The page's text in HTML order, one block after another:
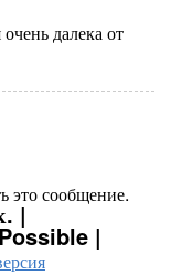
очень далека от
это сообщение.
|
|